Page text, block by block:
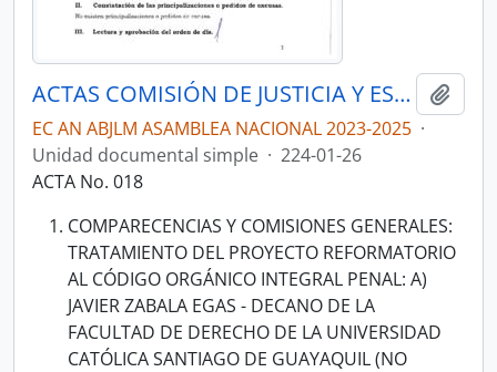
ACTAS COMISIÓN DE JUSTICIA Y ESTRUCTURA DEL ESTADO 2023-2025
EC AN ABJLM ASAMBLEA NACIONAL 2023-2025 ·
Unidad documental simple · 224-01-26
ACTA No. 018
COMPARECENCIAS Y COMISIONES GENERALES:
TRATAMIENTO DEL PROYECTO REFORMATORIO
AL CÓDIGO ORGÁNICO INTEGRAL PENAL: A)
JAVIER ZABALA EGAS - DECANO DE LA
FACULTAD DE DERECHO DE LA UNIVERSIDAD
CATÓLICA SANTIAGO DE GUAYAQUIL (NO